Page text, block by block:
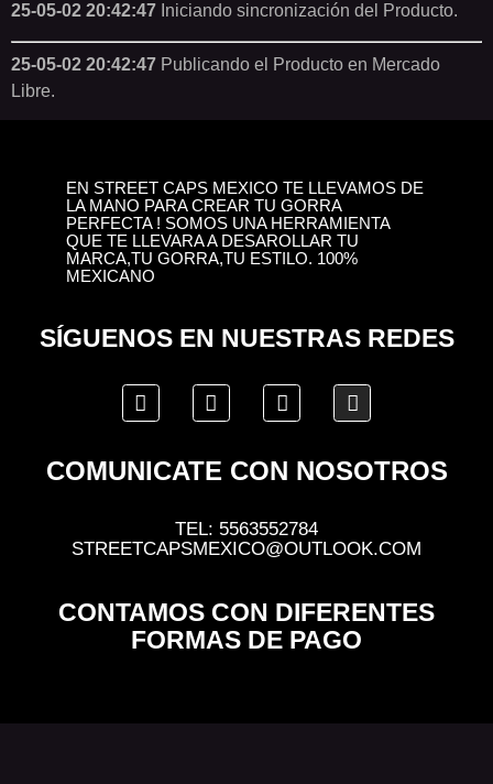
25-05-02 20:42:47 Iniciando sincronización del Producto.
25-05-02 20:42:47 Publicando el Producto en Mercado
Libre.
EN STREET CAPS MEXICO TE LLEVAMOS DE
LA MANO PARA CREAR TU GORRA
PERFECTA ! SOMOS UNA HERRAMIENTA
QUE TE LLEVARA A DESAROLLAR TU
MARCA,TU GORRA,TU ESTILO. 100%
MEXICANO
SÍGUENOS EN NUESTRAS REDES
COMUNICATE CON NOSOTROS
TEL: 5563552784
STREETCAPSMEXICO@OUTLOOK.COM
CONTAMOS CON DIFERENTES
FORMAS DE PAGO